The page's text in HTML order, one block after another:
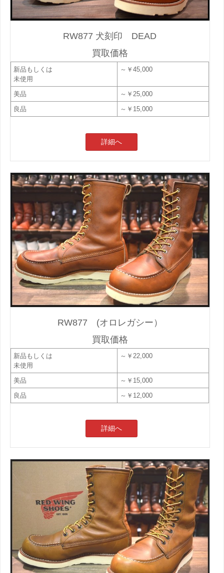
RW877 犬刻印 DEAD
買取価格
新品もしくは
未使用
～￥45,000
美品
～￥25,000
良品
～￥15,000
詳細へ
RW877 (オロレガシー）
買取価格
新品もしくは
未使用
～￥22,000
美品
～￥15,000
良品
～￥12,000
詳細へ